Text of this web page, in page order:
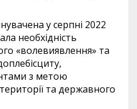
у серпні 2022
необхідність
«волевиявлення» та
з метою
та державного